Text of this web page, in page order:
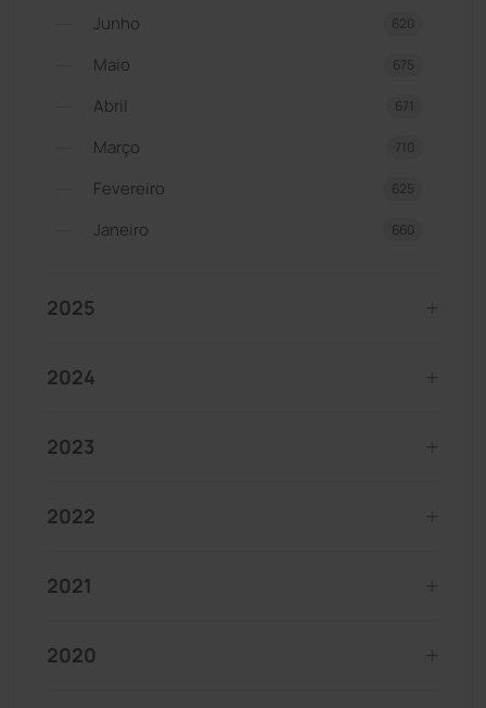
Junho 620
Maio 675
Abril 671
Março 710
Fevereiro 625
Janeiro 660
2025
2024
2023
2022
2021
2020